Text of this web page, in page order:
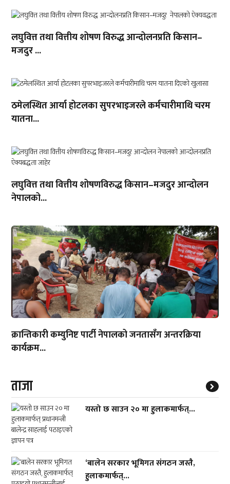
लघुवित्त तथा वित्तीय शोषण विरुद्ध आन्दोलनप्रति किसान–
मजदुर ...
ठमेलस्थित आर्या होटलका सुपरभाइजरले कर्मचारीमाथि चरम
यातना...
लघुवित्त तथा वित्तीय शोषणविरुद्ध किसान–मजदुर आन्दोलन
नेपालको...
क्रान्तिकारी कम्युनिष्ट पार्टी नेपालको जनतासँग अन्तरक्रिया
कार्यक्रम...
ताजा
यस्तो छ साउन २० मा हुलाकमार्फत्...
‘बालेन सरकार भूमिगत संगठन जस्तै,
हुलाकमार्फत्...